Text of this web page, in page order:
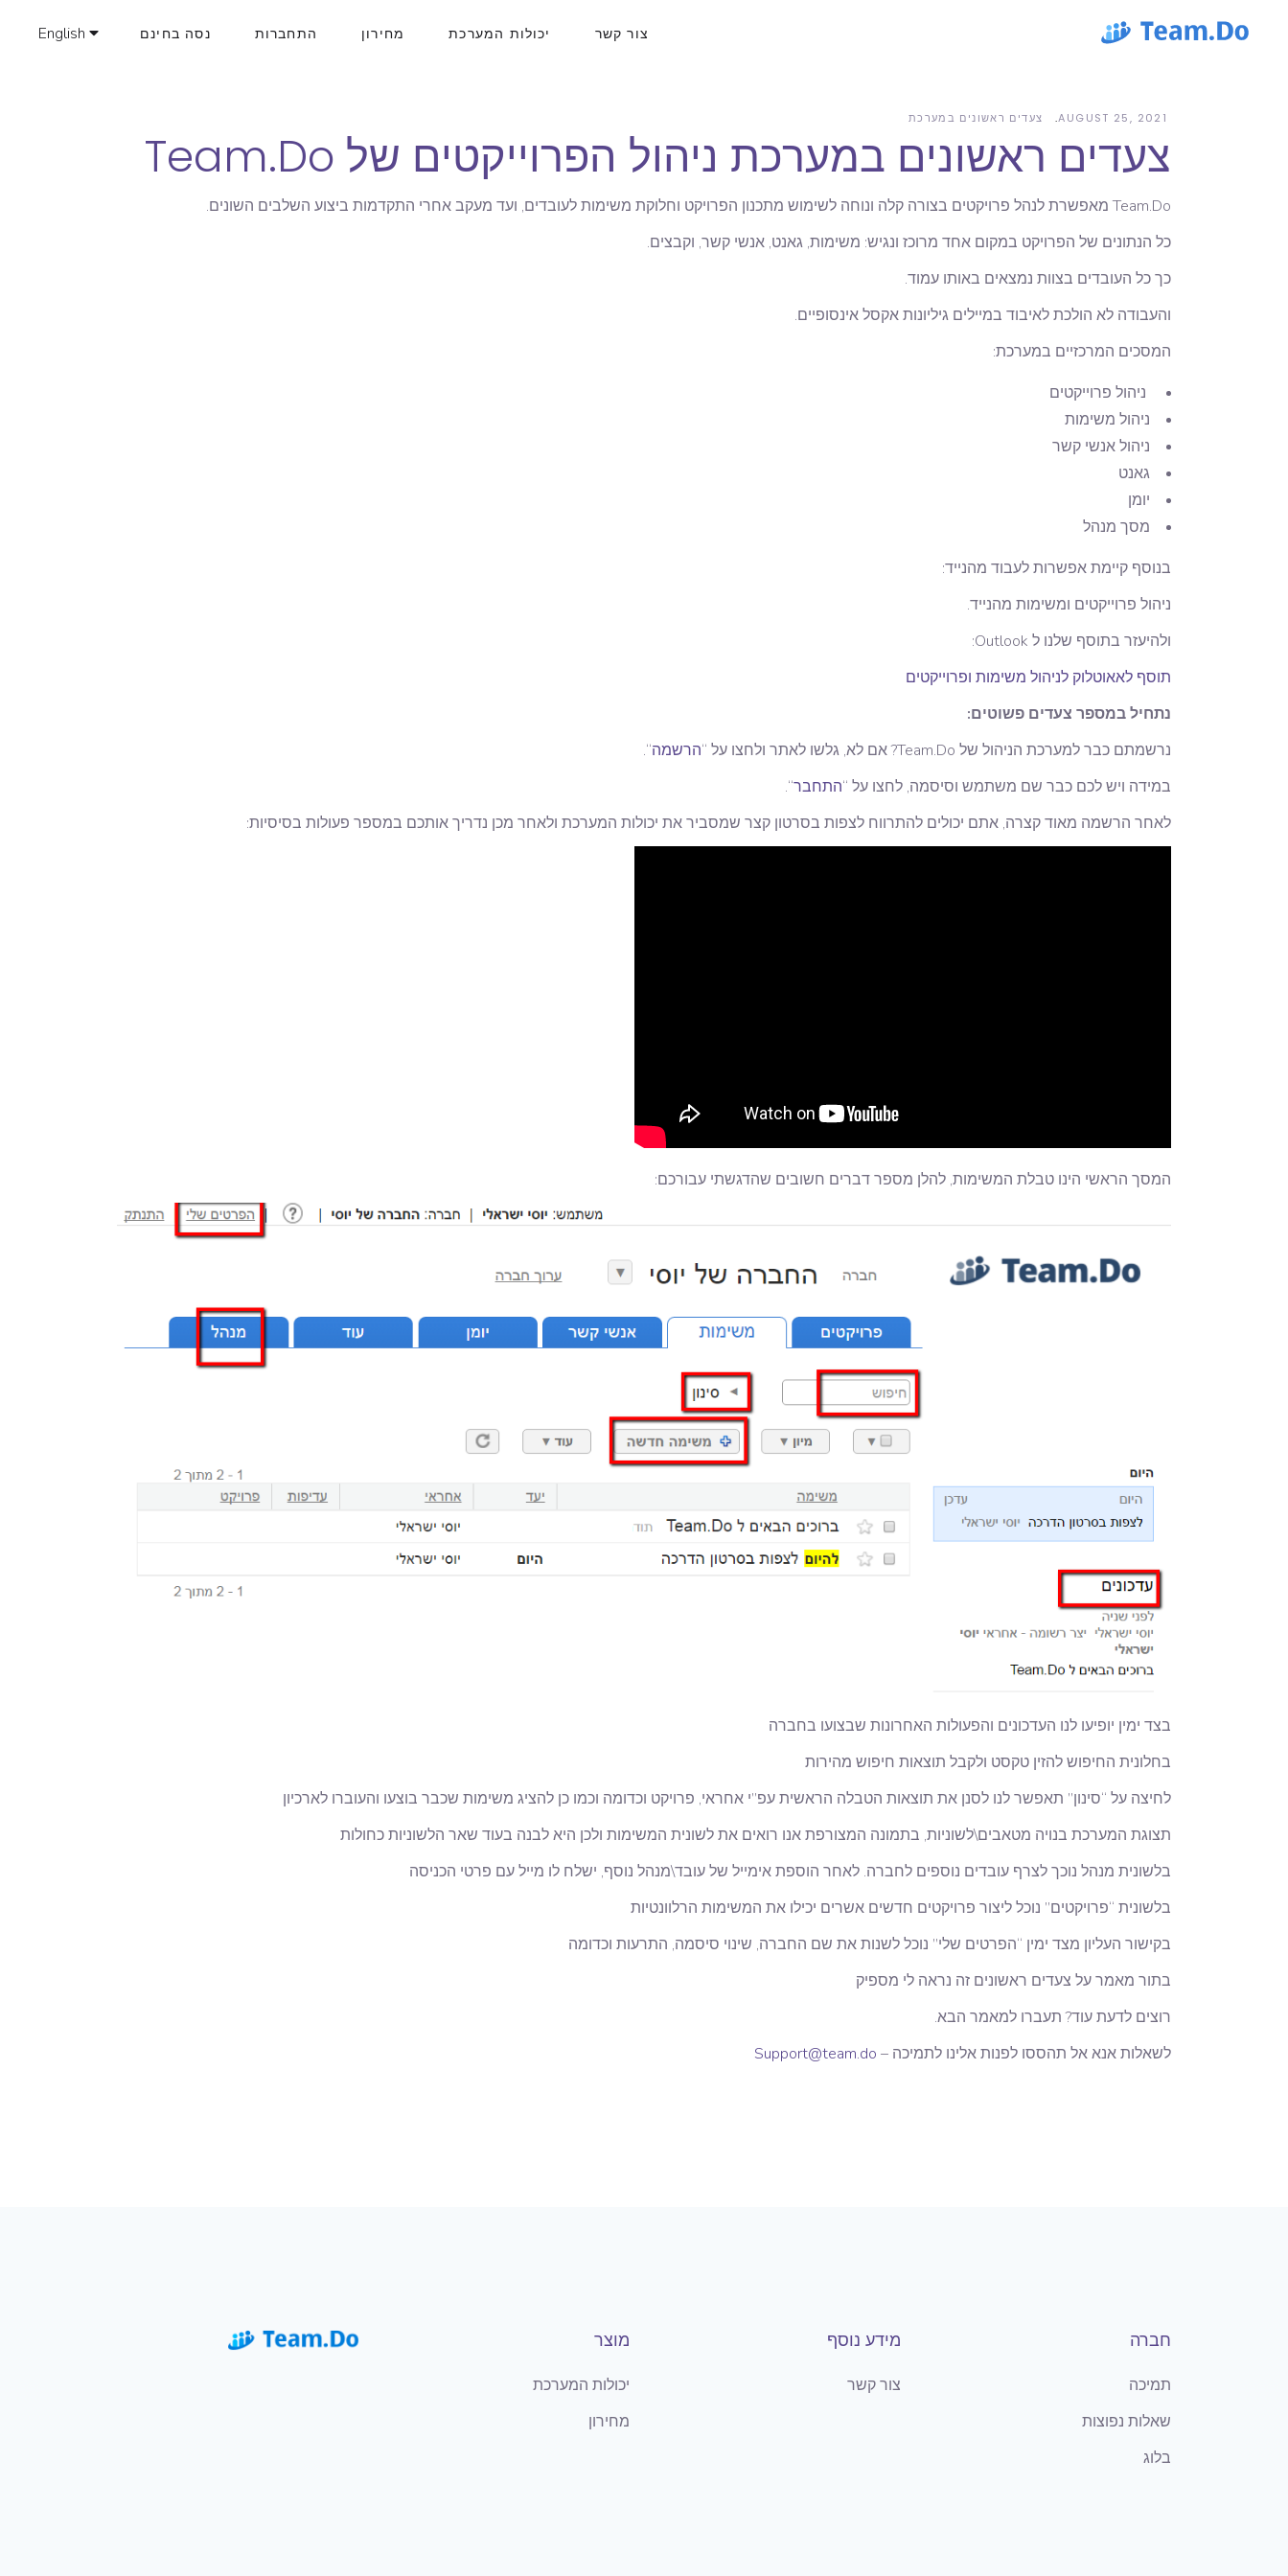
נסה בחינם התחברות מחירון יכולות המערכת צור קשר
AUGUST 25, 2021 צעדים ראשונים במערכת
צעדים ראשונים במערכת ניהול הפרוייקטים של Team.Do
Team.Do מאפשרת לנהל פרויקטים בצורה קלה ונוחה לשימוש מתכנון הפרויקט וחלוקת משימות לעובדים, ועד מעקב אחרי התקדמות ביצוע השלבים השונים.
כל הנתונים של הפרויקט במקום אחד מרוכז ונגיש: משימות, גאנט, אנשי קשר, וקבצים.
כך כל העובדים בצוות נמצאים באותו עמוד.
והעבודה לא הולכת לאיבוד במיילים גיליונות אקסל אינסופיים.
המסכים המרכזיים במערכת:
ניהול פרוייקטים
ניהול משימות
ניהול אנשי קשר
גאנט
יומן
מסך מנהל
בנוסף קיימת אפשרות לעבוד מהנייד:
ניהול פרוייקטים ומשימות מהנייד.
ולהיעזר בתוסף שלנו ל Outlook:
תוסף לאאוטלוק לניהול משימות ופרוייקטים
נתחיל במספר צעדים פשוטים:
נרשמתם כבר למערכת הניהול של Team.Do? אם לא, גלשו לאתר ולחצו על “
הרשמה“.
במידה ויש לכם כבר שם משתמש וסיסמה, לחצו על “התחבר“.
לאחר הרשמה מאוד קצרה, אתם יכולים להתרווח לצפות בסרטון קצר שמסביר את יכולות המערכת ולאחר מכן נדריך אותכם במספר פעולות בסיסיות:
המסך הראשי הינו טבלת המשימות, להלן מספר דברים חשובים שהדגשתי עבורכם:
בצד ימין יופיעו לנו העדכונים והפעולות האחרונות שבצועו בחברה
בחלונית החיפוש להזין טקסט ולקבל תוצאות חיפוש מהירות
לחיצה על “סינון” תאפשר לנו לסנן את תוצאות הטבלה הראשית עפ”י אחראי, פרויקט וכדומה וכמו כן להציג משימות שכבר בוצעו והעוברו לארכיון
תצוגת המערכת בנויה מטאבים\לשוניות, בתמונה המצורפת אנו רואים את לשונית המשימות ולכן היא לבנה בעוד שאר הלשוניות כחולות
בלשונית מנהל נוכך לצרף עובדים נוספים לחברה. לאחר הוספת אימייל של עובד\מנהל נוסף, ישלח לו מייל עם פרטי הכניסה
בלשונית “פרויקטים” נוכל ליצור פרויקטים חדשים אשרים יכילו את המשימות הרלוונטיות
בקישור העליון מצד ימין “הפרטים שלי” נוכל לשנות את שם החברה, שינוי סיסמה, התרעות וכדומה
בתור מאמר על צעדים ראשונים זה נראה לי מספיק
רוצים לדעת עוד? תעברו למאמר הבא.
לשאלות אנא אל תהססו לפנות אלינו לתמיכה – Support@team.do
מוצר
יכולות המערכת
מחירון
מידע נוסף
צור קשר
חברה
תמיכה
שאלות נפוצות
בלוג